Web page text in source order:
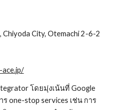
City, Otemachi 2-6-2
โดยมุ่งเน้นที่ Google
one-stop services เช่น การ